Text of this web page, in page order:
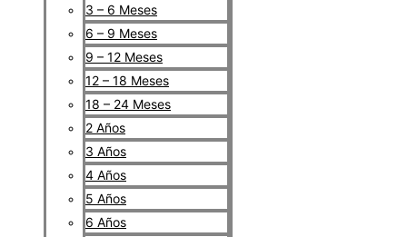
3 – 6 Meses
6 – 9 Meses
9 – 12 Meses
12 – 18 Meses
18 – 24 Meses
2 Años
3 Años
4 Años
5 Años
6 Años